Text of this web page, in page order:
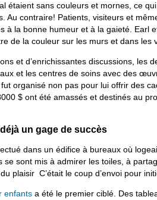
étaient sans couleurs et mornes, ce
Au contraire! Patients, visiteurs et
à la bonne humeur et à la gaieté. Earl
de la couleur sur les murs et dans les
et d’enrichissantes discussions, les
et les centres de soins avec des
organisé non pas pour lui offrir des
$ ont été amassés et destinés au
un gage de succès
dans un édifice à bureaux où
se sont mis à admirer les toiles, à
plaisir C’était le coup d’envoi pour
enfants a été le premier ciblé. Des